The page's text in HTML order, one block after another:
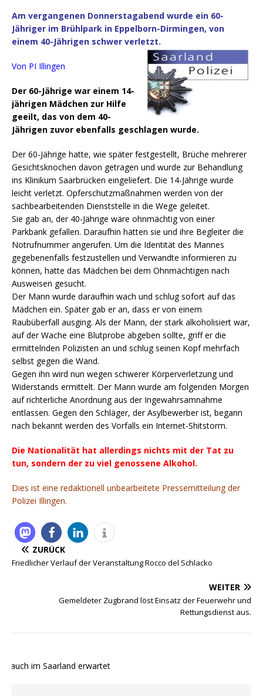
Am vergangenen Donnerstagabend wurde ein 60-
Jähriger im Brühlpark in Eppelborn-Dirmingen, von
einem 40-Jährigen schwer verletzt.
Von PI Illingen
Der 60-Jährige war einem 14-
jährigen Mädchen zur Hilfe
geeilt, das von dem 40-
Jährigen zuvor ebenfalls geschlagen wurde.
Der 60-Jährige hatte, wie später festgestellt, Brüche mehrerer
Gesichtsknochen davon getragen und wurde zur Behandlung
ins Klinikum Saarbrücken eingeliefert. Die 14-Jährige wurde
leicht verletzt. Opferschutzmaßnahmen werden von der
sachbearbeitenden Dienststelle in die Wege geleitet.
Sie gab an, der 40-Jährige wäre ohnmächtig von einer
Parkbank gefallen. Daraufhin hätten sie und ihre Begleiter die
Notrufnummer angerufen. Um die Identität des Mannes
gegebenenfalls festzustellen und Verwandte informieren zu
können, hatte das Mädchen bei dem Ohnmächtigen nach
Ausweisen gesucht.
Der Mann wurde daraufhin wach und schlug sofort auf das
Mädchen ein. Später gab er an, dass er von einem
Raubüberfall ausging. Als der Mann, der stark alkoholisiert war,
auf der Wache eine Blutprobe abgeben sollte, griff er die
ermittelnden Polizisten an und schlug seinen Kopf mehrfach
selbst gegen die Wand.
Gegen ihn wird nun wegen schwerer Körperverletzung und
Widerstands ermittelt. Der Mann wurde am folgenden Morgen
auf richterliche Anordnung aus der Ingewahrsamnahme
entlassen. Gegen den Schläger, der Asylbewerber ist, begann
nach bekannt werden des Vorfalls ein Internet-Shitstorm.
Die Nationalität hat allerdings nichts mit der Tat zu
tun, sondern der zu viel genossene Alkohol.
Dies ist eine redaktionell unbearbeitete Pressemitteilung der
Polizei Illingen.
ZURÜCK
Friedlicher Verlauf der Veranstaltung Rocco del Schlacko
WEITER
Gemeldeter Zugbrand löst Einsatz der Feuerwehr und
Rettungsdienst aus.
auch im Saarland erwartet